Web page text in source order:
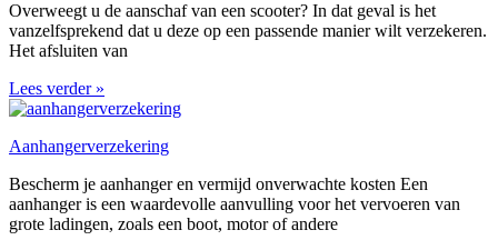
Overweegt u de aanschaf van een scooter? In dat geval is het
vanzelfsprekend dat u deze op een passende manier wilt verzekeren.
Het afsluiten van
Lees verder »
Aanhangerverzekering
Bescherm je aanhanger en vermijd onverwachte kosten Een
aanhanger is een waardevolle aanvulling voor het vervoeren van
grote ladingen, zoals een boot, motor of andere